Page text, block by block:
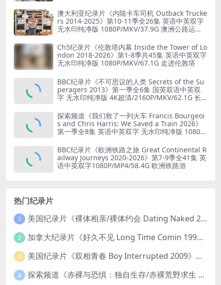
澳大利亚纪录片《内陆卡车司机 Outback Trucke
rs 2014-2025》第10-11季全26集 英语中英双字
无水印纯净版 1080P/MKV/37.9G 澳洲公路运输
Ch5纪录片《伦敦塔内幕 Inside the Tower of Lo
ndon 2018-2026》第1-8季共45集 英语中英双字
无水印纯净版 1080P/MKV/67.1G 走进伦敦塔
BBC纪录片《不可思议的人类 Secrets of the Su
peragers 2013》第一季全6集 国英双语中英双
字 无水印纯净版 4K超清/2160P/MKV/62.1G 长
探索频道《我们救了一列火车 Francis Bourgeoi
s and Chris Harris: We Saved a Train 2026》
第一季全8集 英语中英双字 无水印纯净版 1080P/
BBC纪录片《欧洲铁路之旅 Great Continental R
ailway Journeys 2020-2026》第7-9季全41集 英
语中英双字1080P/MP4/58.4G 欧洲铁路游
热门纪录片
1 美国纪录片《裸体相亲/裸体约会 Dating Naked 2014-2016》第1-3季全33集 英语中英双字 无水印纯净版 1080P/MKV/85.6G 裸体相亲真人秀
2 加拿大纪录片《好久不见 Long Time Comin 1993》英语中英双字 官方纯净版 1080P/MKV/1G 女同性艺术家
3 美国纪录片《双相青春 Boy Interrupted 2009》英语中英双字 官方纯净版 1080P/MKV/1.43G 青少年躁郁症
4 探索频道《赤裸与恐惧：独自生存/赤裸荒野求生 Naked and Afraid: Solo 2023》第一季全8集 英语中英双字 官方纯净版 高码1080P/MKV/45.4G